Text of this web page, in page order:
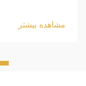
مشاهده بیشتر